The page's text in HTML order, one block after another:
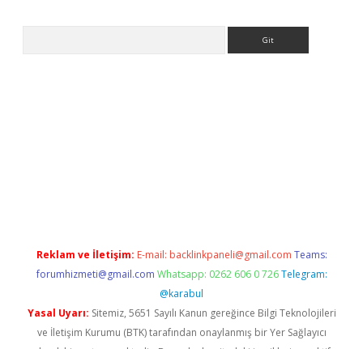
Reklam ve İletişim: E-mail: backlinkpaneli@gmail.com Teams:
forumhizmeti@gmail.com Whatsapp: 0262 606 0 726 Telegram:
@karabul
Yasal Uyarı: Sitemiz, 5651 Sayılı Kanun gereğince Bilgi Teknolojileri
ve İletişim Kurumu (BTK) tarafından onaylanmış bir Yer Sağlayıcı